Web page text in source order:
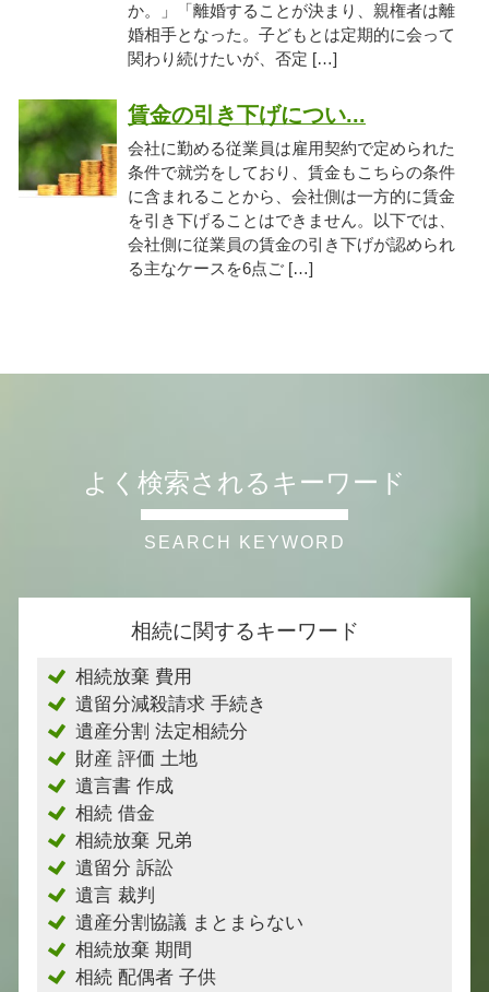
か。」「離婚することが決まり、親権者は離
婚相手となった。子どもとは定期的に会って
関わり続けたいが、否定 […]
賃金の引き下げについ...
会社に勤める従業員は雇用契約で定められた
条件で就労をしており、賃金もこちらの条件
に含まれることから、会社側は一方的に賃金
を引き下げることはできません。以下では、
会社側に従業員の賃金の引き下げが認められ
る主なケースを6点ご […]
よく検索されるキーワード
相続に関するキーワード
相続放棄 費用
遺留分減殺請求 手続き
遺産分割 法定相続分
財産 評価 土地
遺言書 作成
相続 借金
相続放棄 兄弟
遺留分 訴訟
遺言 裁判
遺産分割協議 まとまらない
相続放棄 期間
相続 配偶者 子供